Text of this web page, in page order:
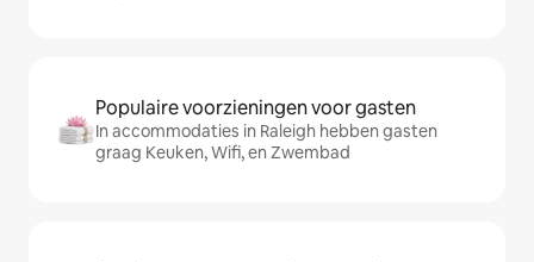
Populaire voorzieningen voor gasten
In accommodaties in Raleigh hebben gasten
graag Keuken, Wifi, en Zwembad